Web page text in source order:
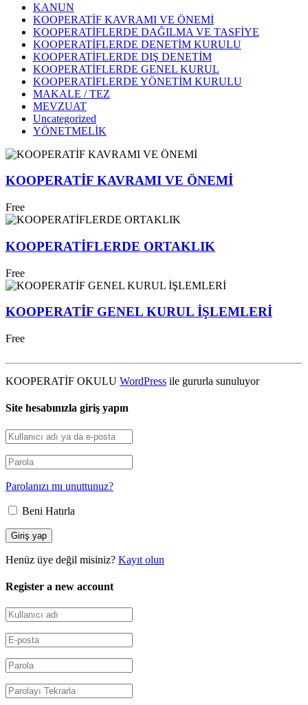
KANUN
KOOPERATİF KAVRAMI VE ÖNEMİ
KOOPERATİFLERDE DAĞILMA VE TASFİYE
KOOPERATİFLERDE DENETİM KURULU
KOOPERATİFLERDE DIŞ DENETİM
KOOPERATİFLERDE GENEL KURUL
KOOPERATİFLERDE YÖNETİM KURULU
MAKALE / TEZ
MEVZUAT
Uncategorized
YÖNETMELİK
KOOPERATİF KAVRAMI VE ÖNEMİ
Free
KOOPERATİFLERDE ORTAKLIK
Free
KOOPERATİF GENEL KURUL İŞLEMLERİ
Free
KOOPERATİF OKULU WordPress ile gururla sunuluyor
Site hesabınızla giriş yapın
Parolanızı mı unuttunuz?
Beni Hatırla
Henüz üye değil misiniz? Kayıt olun
Register a new account